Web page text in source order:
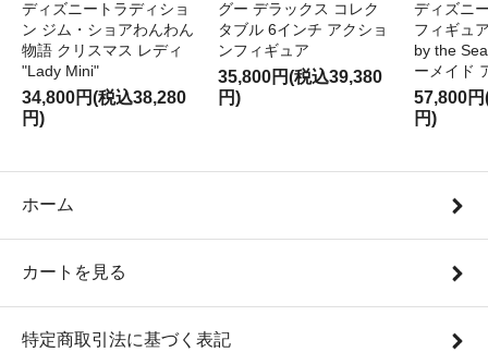
ディズニートラディショ
ン ジム・ショアわんわん
物語 クリスマス レディ
"Lady Mini"
34,800円(税込38,280
円)
グー デラックス コレク
タブル 6インチ アクショ
ンフィギュア
35,800円(税込39,380
円)
ディズニ
フィギュ
by the
ーメイド
57,800
円)
ホーム
カートを見る
特定商取引法に基づく表記